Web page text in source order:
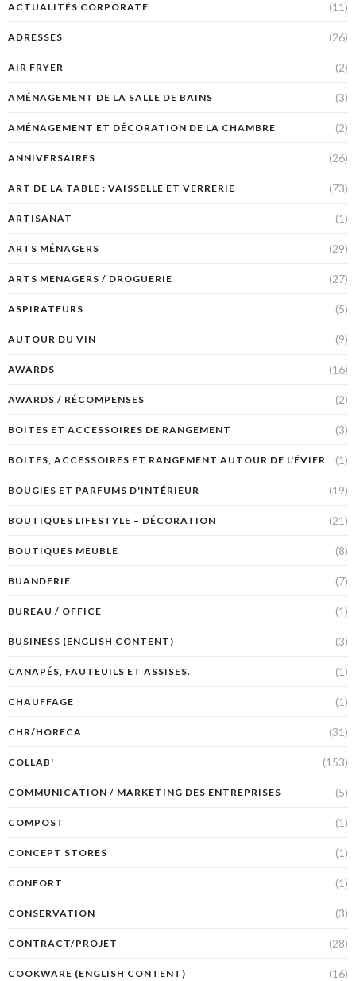
ACTUALITÉS CORPORATE (11)
ADRESSES (26)
AIR FRYER (2)
AMÉNAGEMENT DE LA SALLE DE BAINS (3)
AMÉNAGEMENT ET DÉCORATION DE LA CHAMBRE (2)
ANNIVERSAIRES (26)
ART DE LA TABLE : VAISSELLE ET VERRERIE (73)
ARTISANAT (1)
ARTS MÉNAGERS (29)
ARTS MENAGERS / DROGUERIE (27)
ASPIRATEURS (5)
AUTOUR DU VIN (9)
AWARDS (16)
AWARDS / RÉCOMPENSES (2)
BOITES ET ACCESSOIRES DE RANGEMENT (3)
BOITES, ACCESSOIRES ET RANGEMENT AUTOUR DE L'ÉVIER (1)
BOUGIES ET PARFUMS D'INTÉRIEUR (19)
BOUTIQUES LIFESTYLE – DÉCORATION (21)
BOUTIQUES MEUBLE (8)
BUANDERIE (7)
BUREAU / OFFICE (1)
BUSINESS (ENGLISH CONTENT) (3)
CANAPÉS, FAUTEUILS ET ASSISES. (1)
CHAUFFAGE (1)
CHR/HORECA (31)
COLLAB' (153)
COMMUNICATION / MARKETING DES ENTREPRISES (5)
COMPOST (1)
CONCEPT STORES (1)
CONFORT (1)
CONSERVATION (3)
CONTRACT/PROJET (28)
COOKWARE (ENGLISH CONTENT) (16)